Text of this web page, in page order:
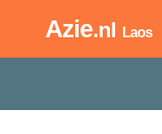
Azie.nl Laos